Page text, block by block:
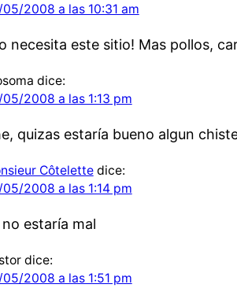
2008 a las 10:31 am
necesita este sitio! Mas pollos,
dice:
2008 a las 1:13 pm
quizas estaría bueno algun
Côtelette dice:
2008 a las 1:14 pm
no estaría mal
dice:
2008 a las 1:51 pm